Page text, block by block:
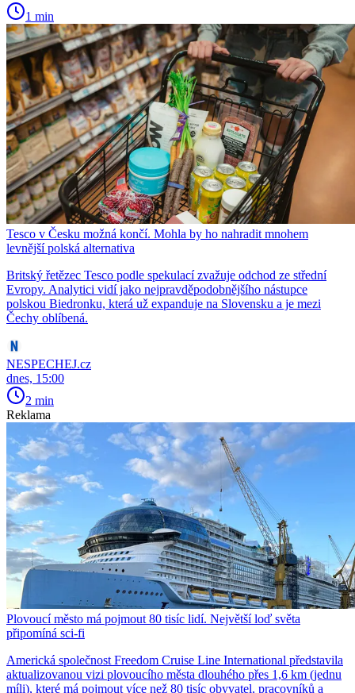
1 min
Tesco v Česku možná končí. Mohla by ho nahradit mnohem
levnější polská alternativa
Britský řetězec Tesco podle spekulací zvažuje odchod ze střední
Evropy. Analytici vidí jako nejpravděpodobnějšího nástupce
polskou Biedronku, která už expanduje na Slovensku a je mezi
Čechy oblíbená.
NESPECHEJ.cz
dnes, 15:00
2 min
Reklama
Plovoucí město má pojmout 80 tisíc lidí. Největší loď světa
připomíná sci-fi
Americká společnost Freedom Cruise Line International představila
aktualizovanou vizi plovoucího města dlouhého přes 1,6 km (jednu
míli), které má pojmout více než 80 tisíc obyvatel, pracovníků a